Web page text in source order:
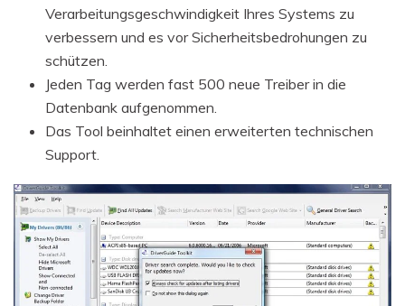
Verarbeitungsgeschwindigkeit Ihres Systems zu
verbessern und es vor Sicherheitsbedrohungen zu
schützen.
Jeden Tag werden fast 500 neue Treiber in die
Datenbank aufgenommen.
Das Tool beinhaltet einen erweiterten technischen
Support.